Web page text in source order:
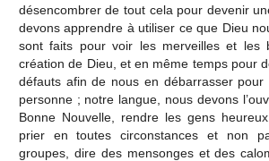
désencombrer de tout cela pour devenir
devons apprendre à utiliser ce que Dieu
sont faits pour voir les merveilles et les
création de Dieu, et en même temps pour
défauts afin de nous en débarrasser
personne ; notre langue, nous devons
Bonne Nouvelle, rendre les gens
prier en toutes circonstances et non
groupes, dire des mensonges et des